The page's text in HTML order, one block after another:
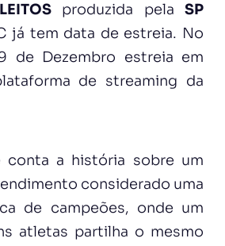
produzida pelaSP
já tem data de estreia. No
de Dezembro estreia em
de streaming da
conta a história sobre um
considerado uma
de campeões, onde um
atletas partilha o mesmo